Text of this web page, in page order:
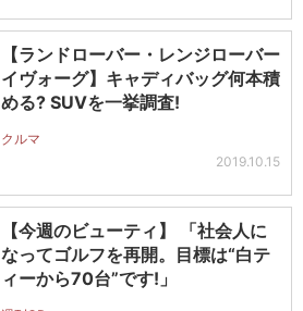
【ランドローバー・レンジローバー
イヴォーグ】キャディバッグ何本積
める? SUVを一挙調査!
クルマ
2019.10.15
【今週のビューティ】 「社会人に
なってゴルフを再開。目標は“白テ
ィーから70台”です!」